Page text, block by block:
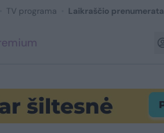
TV programa Laikraščio prenumerata